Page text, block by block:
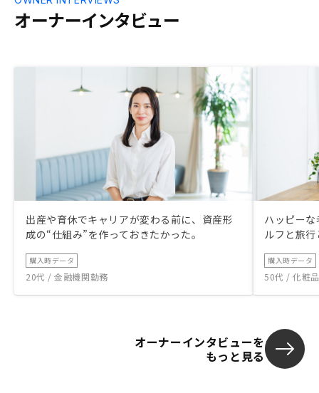
オーナーインタビュー
出産や育休でキャリアが変わる前に、資産形
成の“仕組み”を作っておきたかった。
購入時データ
20代 / 金融機関勤務
ハッピー
ルフと旅
購入時データ
50代 / 化粧
オーナーインタビューを
もっと見る